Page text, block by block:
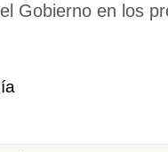
Gobierno en los